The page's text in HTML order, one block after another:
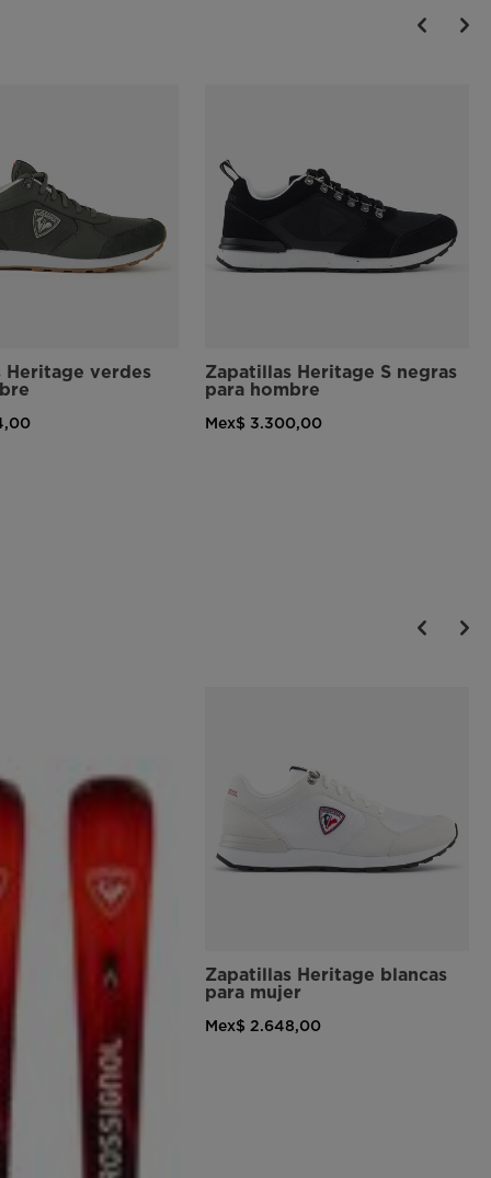
Heritage verdes Zapatillas Heritage S negras
para hombre
Mex$ 3.300,00
Zapatillas Heritage blancas
para mujer
Mex$ 2.648,00